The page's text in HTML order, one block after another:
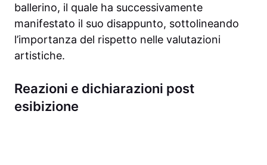
ballerino, il quale ha successivamente
manifestato il suo disappunto, sottolineando
l’importanza del rispetto nelle valutazioni
artistiche.
Reazioni e dichiarazioni post
esibizione